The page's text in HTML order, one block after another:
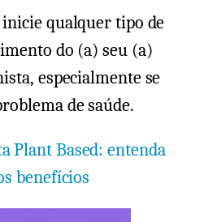
qualquer tipo de
do (a) seu (a)
especialmente se
de saúde.
Plant Based: entenda
benefícios